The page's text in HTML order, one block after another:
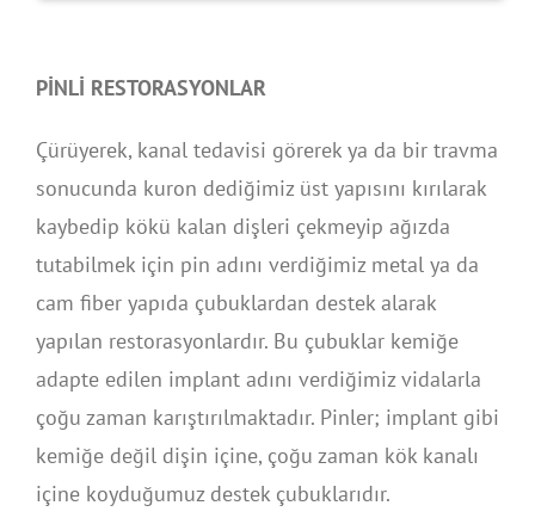
PİNLİ RESTORASYONLAR
Çürüyerek, kanal tedavisi görerek ya da bir travma
sonucunda kuron dediğimiz üst yapısını kırılarak
kaybedip kökü kalan dişleri çekmeyip ağızda
tutabilmek için pin adını verdiğimiz metal ya da
cam fiber yapıda çubuklardan destek alarak
yapılan restorasyonlardır. Bu çubuklar kemiğe
adapte edilen implant adını verdiğimiz vidalarla
çoğu zaman karıştırılmaktadır. Pinler; implant gibi
kemiğe değil dişin içine, çoğu zaman kök kanalı
içine koyduğumuz destek çubuklarıdır.